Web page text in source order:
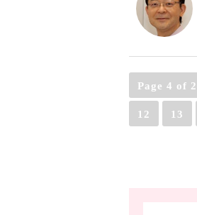
Page 4 of
12 13